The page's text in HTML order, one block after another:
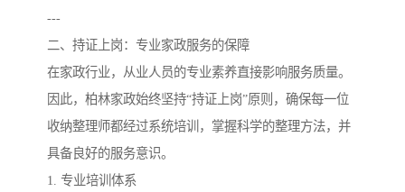
---
二、持证上岗：专业家政服务的保障
在家政行业，从业人员的专业素养直接影响服务质量。
因此，柏林家政始终坚持“持证上岗”原则，确保每一位
收纳整理师都经过系统培训，掌握科学的整理方法，并
具备良好的服务意识。
1. 专业培训体系